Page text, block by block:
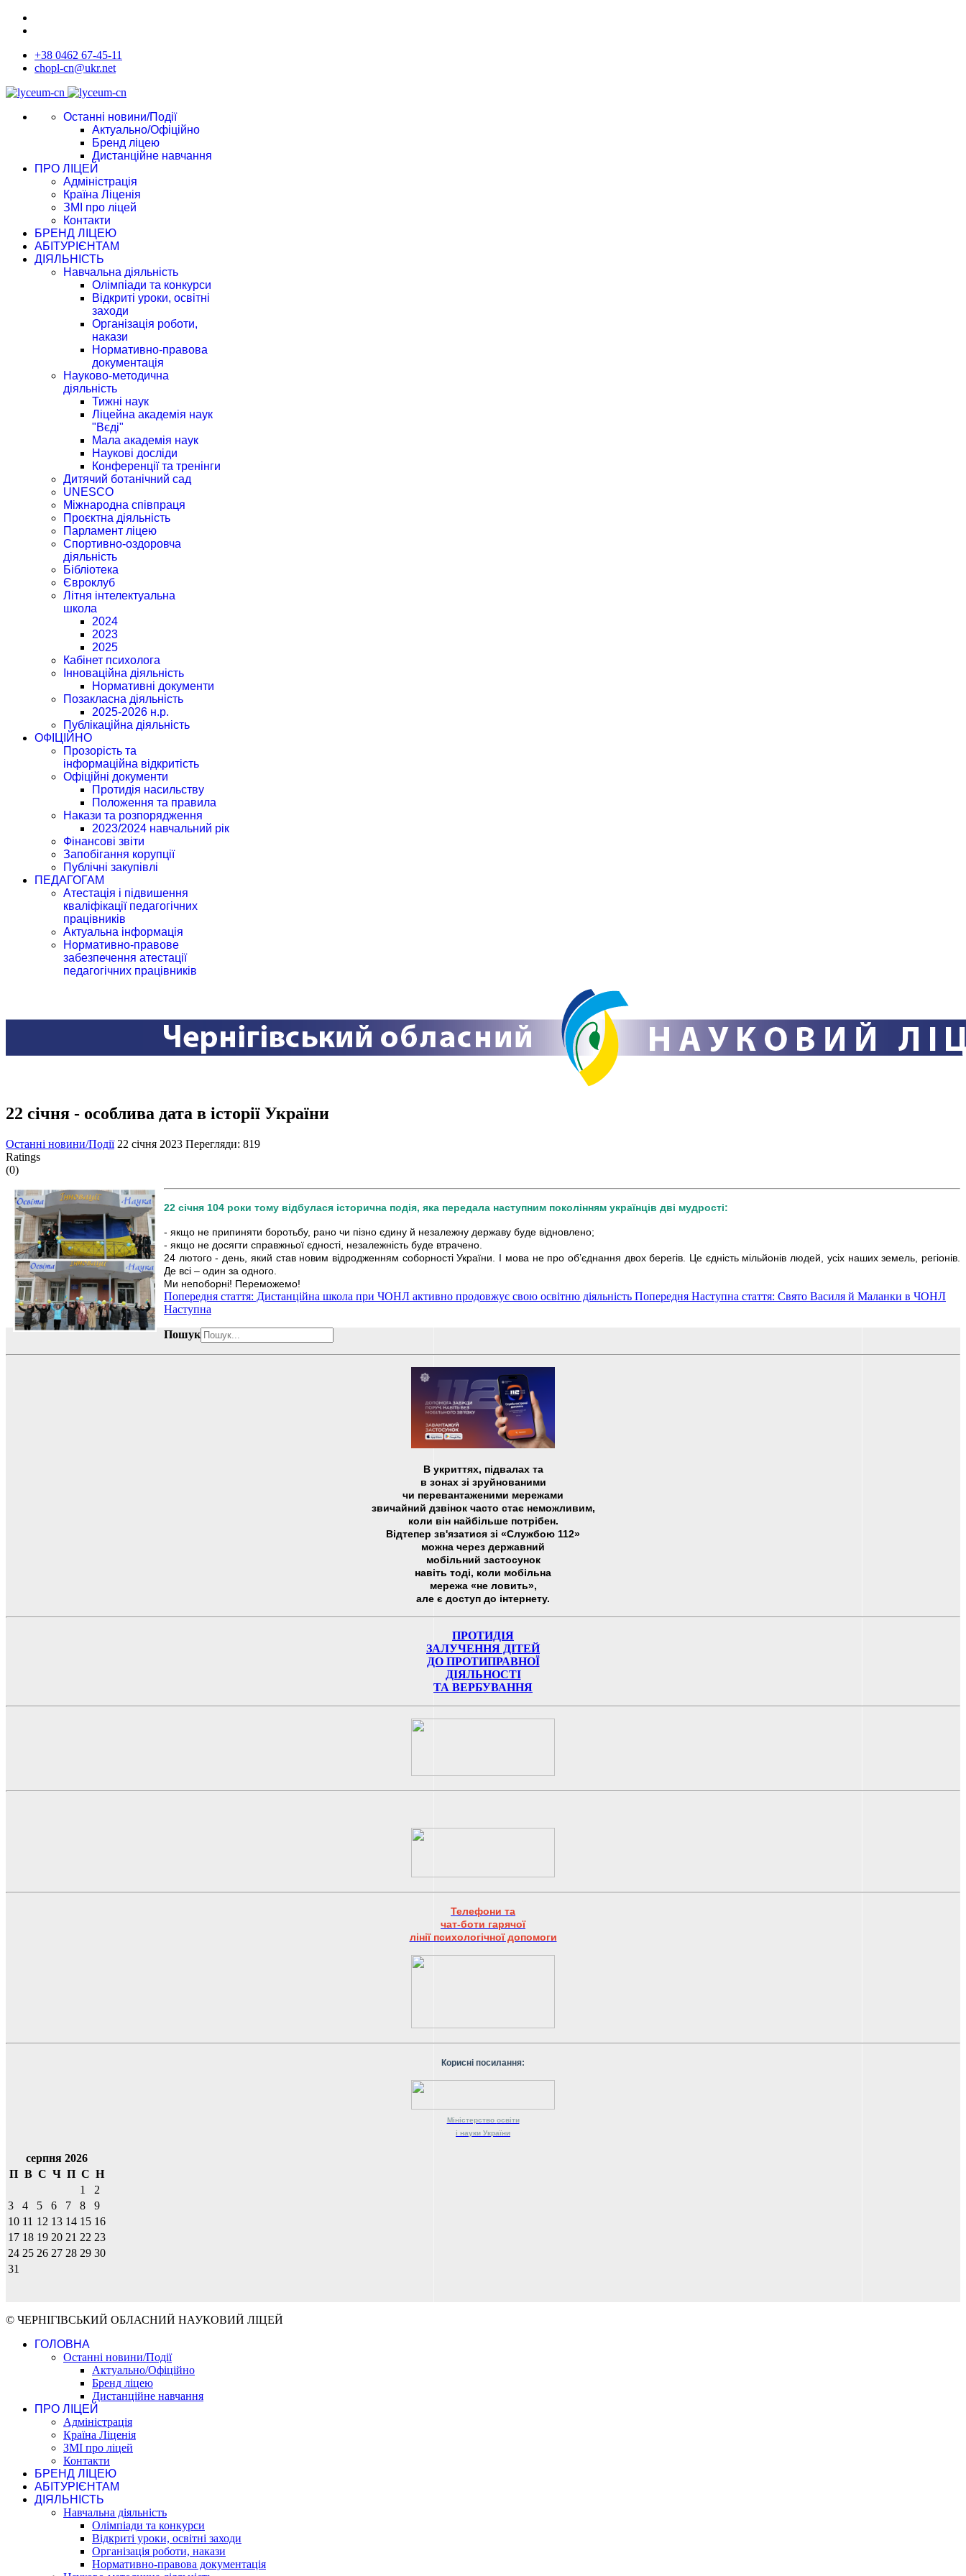
+38 0462 67-45-11
chopl-cn@ukr.net
Останні новини/Події
Актуально/Офіційно
Бренд ліцею
Дистанційне навчання
ПРО ЛІЦЕЙ
Адміністрація
Країна Ліценія
ЗМІ про ліцей
Контакти
БРЕНД ЛІЦЕЮ
АБІТУРІЄНТАМ
ДІЯЛЬНІСТЬ
Навчальна діяльність
Олімпіади та конкурси
Відкриті уроки, освітні
заходи
Організація роботи,
накази
Нормативно-правова
документація
Науково-методична
діяльність
Тижні наук
Ліцейна академія наук
"Вєді"
Мала академія наук
Наукові досліди
Конференції та тренінги
Дитячий ботанічний сад
UNESCO
Міжнародна співпраця
Проєктна діяльність
Парламент ліцею
Спортивно-оздоровча
діяльність
Бібліотека
Євроклуб
Літня інтелектуальна
школа
2024
2023
2025
Кабінет психолога
Інноваційна діяльність
Нормативні документи
Позакласна діяльність
2025-2026 н.р.
Публікаційна діяльність
ОФІЦІЙНО
Прозорість та
інформаційна відкритість
Офіційні документи
Протидія насильству
Положення та правила
Накази та розпорядження
2023/2024 навчальний рік
Фінансові звіти
Запобігання корупції
Публічні закупівлі
ПЕДАГОГАМ
Атестація і підвишення
кваліфікації педагогічних
працівників
Актуальна інформація
Нормативно-правове
забезпечення атестації
педагогічних працівників
22 січня - особлива дата в історії України
Останні новини/Події 22 січня 2023 Перегляди: 819
Ratings
(0)
22 січня 104 роки тому відбулася історична подія, яка передала наступним поколінням українців дві мудрості:
- якщо не припиняти боротьбу, рано чи пізно єдину й незалежну державу буде відновлено;
- якщо не досягти справжньої єдності, незалежність буде втрачено.
24 лютого - день, який став новим відродженням соборності України. І мова не про об’єднання двох берегів. Це єдність мільйонів людей, усіх наших земель, регіонів.
Де всі – один за одного.
Ми непоборні! Переможемо!
Попередня стаття: Дистанційна школа при ЧОНЛ активно продовжує свою освітню діяльність Попередня Наступна стаття: Свято Василя й Маланки в ЧОНЛ
Наступна
Пошук
В укриттях, підвалах та
в зонах зі зруйнованими
чи перевантаженими мережами
звичайний дзвінок часто стає неможливим,
коли він найбільше потрібен.
Відтепер зв'язатися зі «Службою 112»
можна через державний
мобільний застосунок
навіть тоді, коли мобільна
мережа «не ловить»,
але є доступ до інтернету.
ПРОТИДІЯ
ЗАЛУЧЕННЯ ДІТЕЙ
ДО ПРОТИПРАВНОЇ
ДІЯЛЬНОСТІ
ТА ВЕРБУВАННЯ
Телефони та
чат-боти гарячої
лінії психологічної допомоги
Корисні посилання:
Міністерство освіти
і науки України
серпня 2026
П В С Ч П С Н
1
2
3
4 5 6 7 8
9
10 11 12 13 14 15 16
17 18 19 20 21 22 23
24 25 26 27 28 29 30
31
© ЧЕРНІГІВСЬКИЙ ОБЛАСНИЙ НАУКОВИЙ ЛІЦЕЙ
ГОЛОВНА
Останні новини/Події
Актуально/Офіційно
Бренд ліцею
Дистанційне навчання
ПРО ЛІЦЕЙ
Адміністрація
Країна Ліценія
ЗМІ про ліцей
Контакти
БРЕНД ЛІЦЕЮ
АБІТУРІЄНТАМ
ДІЯЛЬНІСТЬ
Навчальна діяльність
Олімпіади та конкурси
Відкриті уроки, освітні заходи
Організація роботи, накази
Нормативно-правова документація